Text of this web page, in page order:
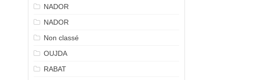
NADOR
NADOR
Non classé
OUJDA
RABAT